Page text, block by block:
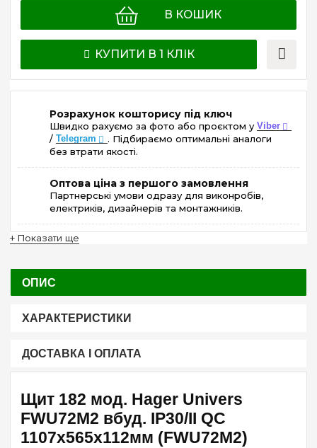
В КОШИК
КУПИТИ В 1 КЛІК
Розрахунок кошторису під ключ
Швидко рахуємо за фото або проєктом у Viber
/ Telegram
. Підбираємо оптимальні аналоги
без втрати якості.
Оптова ціна з першого замовлення
Партнерські умови одразу для виконробів,
електриків, дизайнерів та монтажників.
+ Показати ще
ОПИС
ХАРАКТЕРИСТИКИ
ДОСТАВКА І ОПЛАТА
Щит 182 мод. Hager Univers
FWU72M2 вбуд. IP30/II QC
1107x565x112мм (FWU72M2)